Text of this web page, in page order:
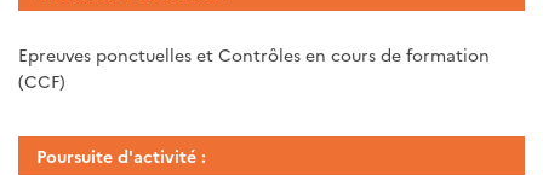
Epreuves ponctuelles et Contrôles en cours de formation
(CCF)
Poursuite d'activité :